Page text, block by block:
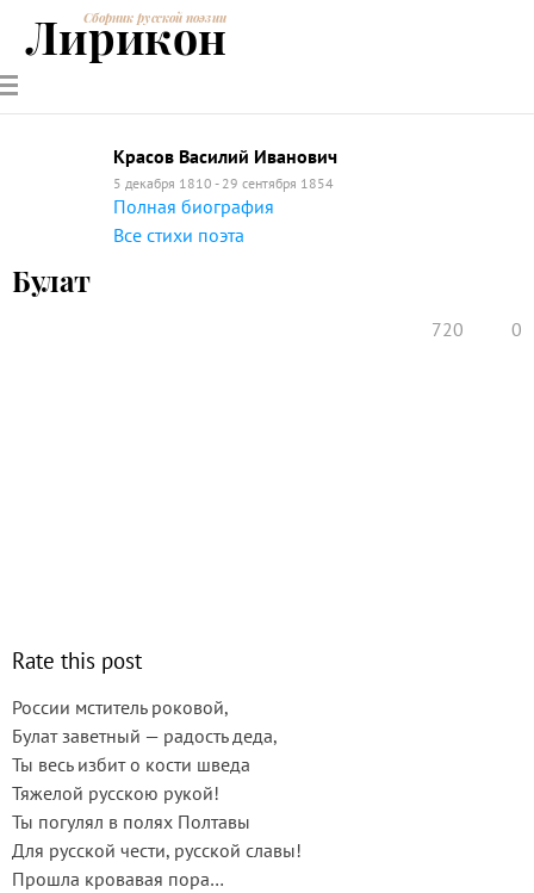
РУССКИЕ
ПОЭТЫ
СОВРЕМЕННИКИЭНЦИКЛОПЕДИЯ
ПОЭЗИИ
Сборник русской поэзии
Лирикон
Красов Василий Иванович
5 декабря 1810 - 29 сентября 1854
Полная биография
Все стихи поэта
Булат
720 0
Rate this post
России мститель роковой,
Булат заветный — радость деда,
Ты весь избит о кости шведа
Тяжелой русскою рукой!
Ты погулял в полях Полтавы
Для русской чести, русской славы!
Прошла кровавая пора…